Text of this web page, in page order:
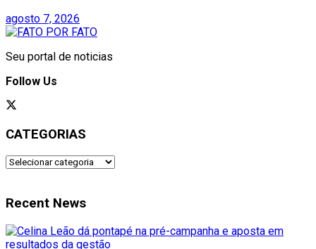
agosto 7, 2026
Seu portal de noticias
Follow Us
CATEGORIAS
CATEGORIAS
Recent News